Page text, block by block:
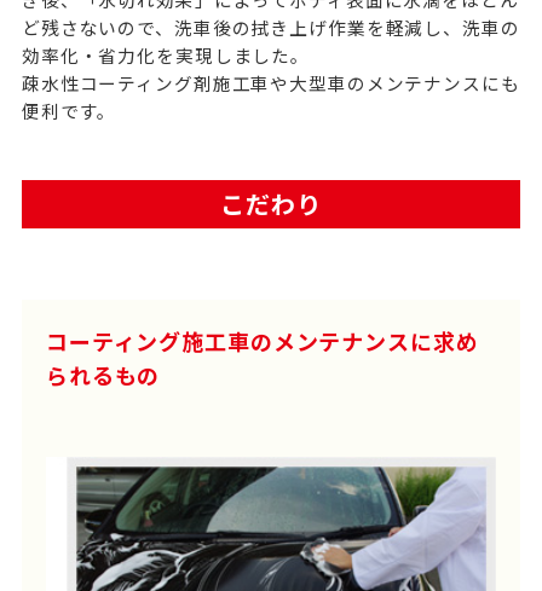
ど残さないので、洗車後の拭き上げ作業を軽減し、洗車の
効率化・省力化を実現しました。
疎水性コーティング剤施工車や大型車のメンテナンスにも
便利です。
こだわり
コーティング施工車のメンテナンスに求め
られるもの